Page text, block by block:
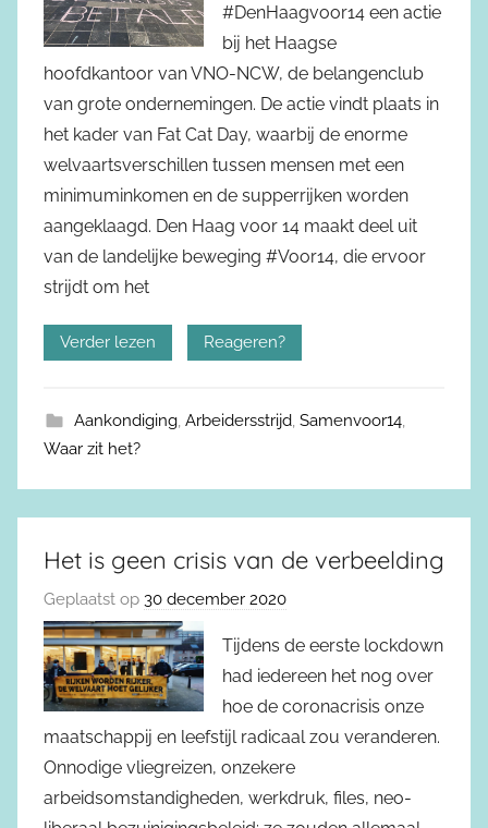
#DenHaagvoor14 een actie
bij het Haagse
hoofdkantoor van VNO-NCW, de belangenclub
van grote ondernemingen. De actie vindt plaats in
het kader van Fat Cat Day, waarbij de enorme
welvaartsverschillen tussen mensen met een
minimuminkomen en de supperrijken worden
aangeklaagd. Den Haag voor 14 maakt deel uit
van de landelijke beweging #Voor14, die ervoor
strijdt om het
Verder lezen Reageren?
Aankondiging, Arbeidersstrijd, Samenvoor14,
Waar zit het?
Het is geen crisis van de verbeelding
Geplaatst op 30 december 2020
Tijdens de eerste lockdown
had iedereen het nog over
hoe de coronacrisis onze
maatschappij en leefstijl radicaal zou veranderen.
Onnodige vliegreizen, onzekere
arbeidsomstandigheden, werkdruk, files, neo-